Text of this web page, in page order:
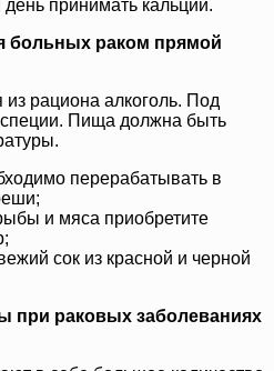
принимать кальций.
больных раком прямой
рациона алкоголь. Под
Пища должна быть
перерабатывать в
и мяса приобретите
сок из красной и черной
при раковых заболеваниях